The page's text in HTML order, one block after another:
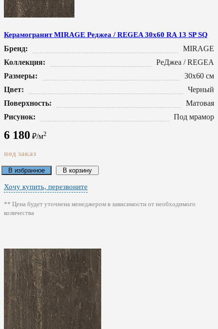
Керамогранит MIRAGE Реджеа / REGEA 30x60 RA 13 SP SQ
Бренд:
MIRAGE
Коллекция:
РеДжеа / REGEA
Размеры:
30x60 см
Цвет:
Черный
Поверхность:
Матовая
Рисунок:
Под мрамор
6 180 ₽/м2
под заказ
В избранное В корзину
Хочу купить, перезвоните
** Цена будет уточнена менеджером в зависимости от необходимого
количества